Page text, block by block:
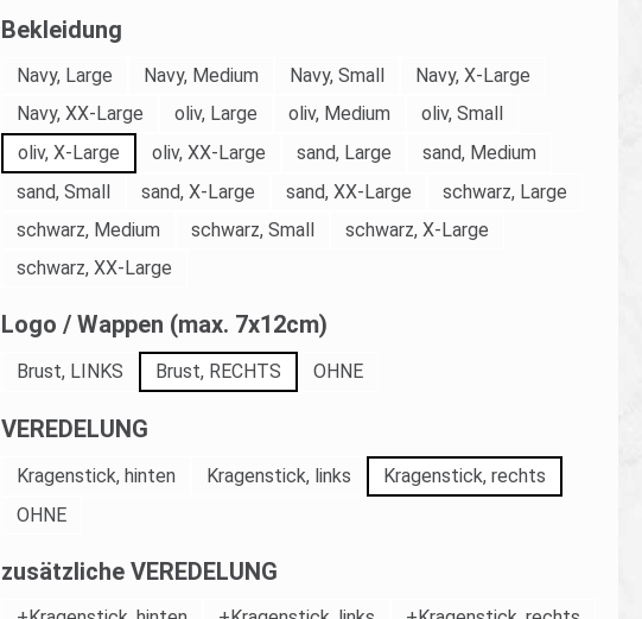
Bekleidungauswählen
Navy, Large Navy, Medium Navy, Small
Navy, X-Large
Navy, XX-Large
oliv, Large oliv, Medium
oliv, Small
oliv, X-Large
oliv, XX-Large sand, Large
sand, Medium
sand, Small
sand, X-Large sand, XX-Large
schwarz, Large
schwarz, Medium
schwarz, Small
schwarz, X-Large
schwarz, XX-Large
Logo / Wappen (max. 7x12cm)auswählen
Brust, LINKS Brust, RECHTS OHNE
VEREDELUNGauswählen
Kragenstick, hinten Kragenstick, links
Kragenstick, rechts
OHNE
zusätzliche VEREDELUNGauswählen